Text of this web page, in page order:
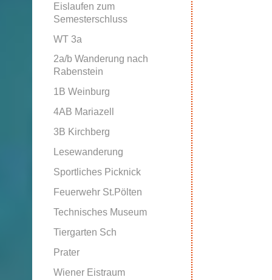
Eislaufen zum
Semesterschluss
WT 3a
2a/b Wanderung nach
Rabenstein
1B Weinburg
4AB Mariazell
3B Kirchberg
Lesewanderung
Sportliches Picknick
Feuerwehr St.Pölten
Technisches Museum
Tiergarten Sch
Prater
Wiener Eistraum